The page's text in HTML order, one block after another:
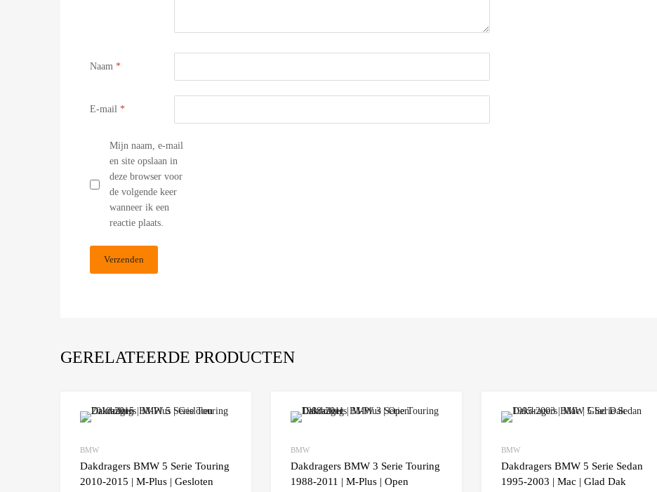
Naam *
E-mail *
Mijn naam, e-mail
en site opslaan in
deze browser voor
de volgende keer
wanneer ik een
reactie plaats.
GERELATEERDE PRODUCTEN
Add to Wishlist
BMW
Dakdragers BMW 5 Serie Touring
2010-2015 | M-Plus | Gesloten
Add to Wishlist
BMW
Dakdragers BMW 3 Serie Touring
1988-2011 | M-Plus | Open
BMW
Dakdragers BMW 5 Serie Sedan
1995-2003 | Mac | Glad Dak